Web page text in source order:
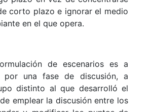
corto plazo e ignorar el medio
en el que opera.
de escenarios es a
por una fase de discusión, a
distinto al que desarrolló el
emplear la discusión entre los